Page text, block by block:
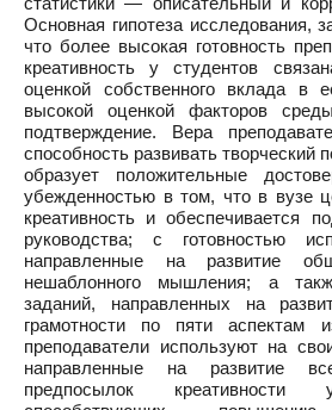
Основная гипотеза исследования,
что более высокая готовность
креативность у студентов
оценкой собственного вклада в
высокой оценкой факторов
подтверждение. Вера
способность развивать творческий
образует положительные
убежденностью в том, что в вузе
креативность и обеспечивается
руководства; с готовностью
направленные на развитие
нешаблонного мышления; а
заданий, направленных на
грамотности по пяти
преподаватели используют на
направленные на развитие
предпосылок